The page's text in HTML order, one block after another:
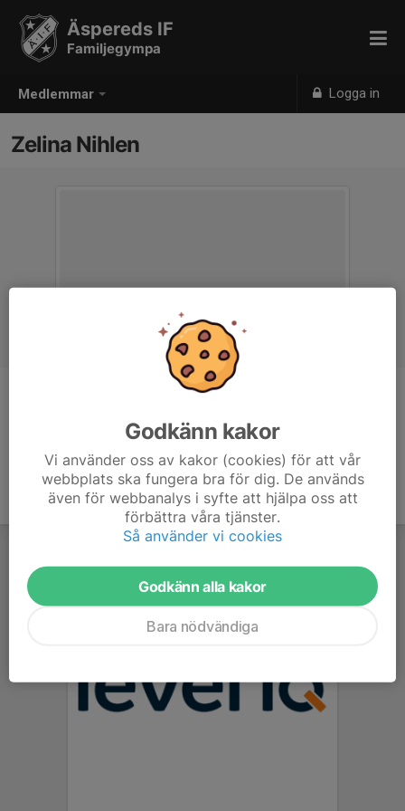
Medlemmar Logga in
Äspereds IF
Familjegympa
Zelina Nihlen
Godkänn kakor
Vi använder oss av kakor (cookies) för att vår
webbplats ska fungera bra för dig. De används
även för webbanalys i syfte att hjälpa oss att
förbättra våra tjänster.
Så använder vi cookies
Godkänn alla kakor
Bara nödvändiga